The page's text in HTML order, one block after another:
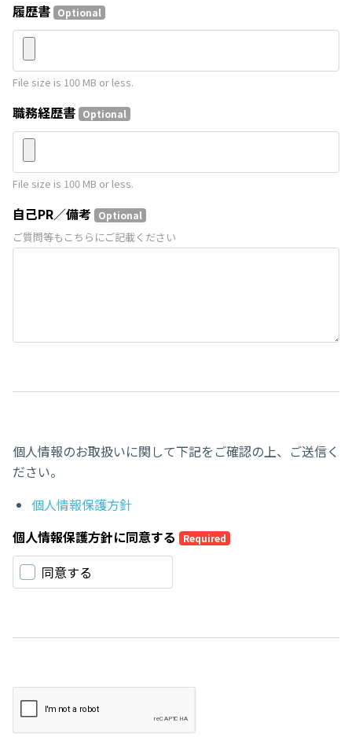
履歴書 Optional
File size is 100 MB or less.
職務経歴書 Optional
File size is 100 MB or less.
自己PR／備考 Optional
ご質問等もこちらにご記載ください
個人情報のお取扱いに関して下記をご確認の上、ご送信く
ださい。
個人情報保護方針
個人情報保護方針に同意する
Required
同意する